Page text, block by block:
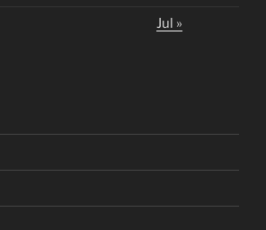
Jul »